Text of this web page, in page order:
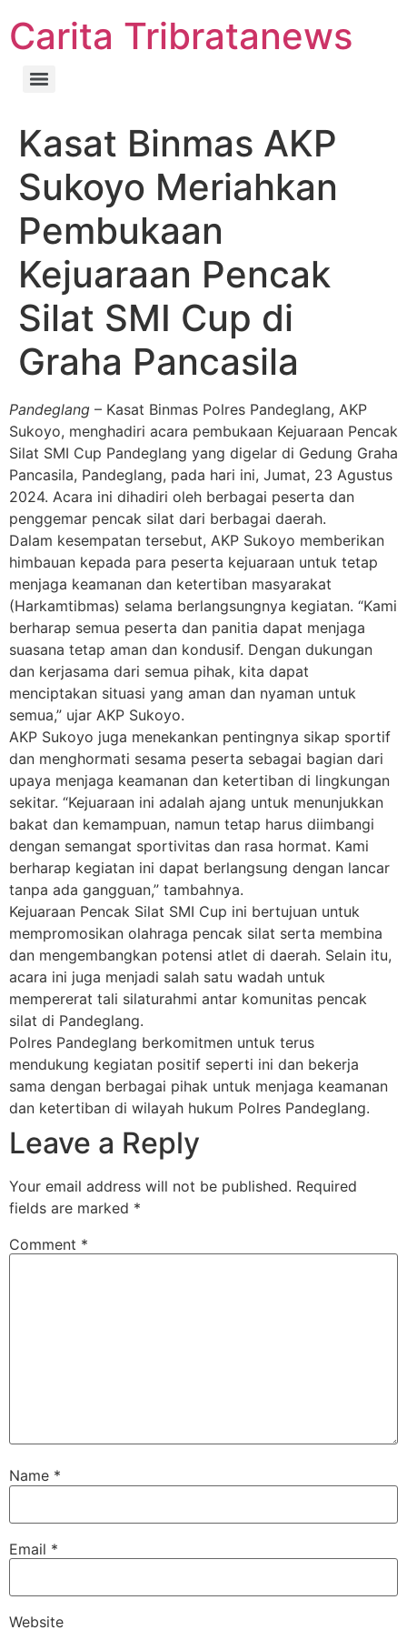
Carita Tribratanews
Kasat Binmas AKP
Sukoyo Meriahkan
Pembukaan
Kejuaraan Pencak
Silat SMI Cup di
Graha Pancasila
Pandeglang – Kasat Binmas Polres Pandeglang, AKP
Sukoyo, menghadiri acara pembukaan Kejuaraan Pencak
Silat SMI Cup Pandeglang yang digelar di Gedung Graha
Pancasila, Pandeglang, pada hari ini, Jumat, 23 Agustus
2024. Acara ini dihadiri oleh berbagai peserta dan
penggemar pencak silat dari berbagai daerah.
Dalam kesempatan tersebut, AKP Sukoyo memberikan
himbauan kepada para peserta kejuaraan untuk tetap
menjaga keamanan dan ketertiban masyarakat
(Harkamtibmas) selama berlangsungnya kegiatan. “Kami
berharap semua peserta dan panitia dapat menjaga
suasana tetap aman dan kondusif. Dengan dukungan
dan kerjasama dari semua pihak, kita dapat
menciptakan situasi yang aman dan nyaman untuk
semua,” ujar AKP Sukoyo.
AKP Sukoyo juga menekankan pentingnya sikap sportif
dan menghormati sesama peserta sebagai bagian dari
upaya menjaga keamanan dan ketertiban di lingkungan
sekitar. “Kejuaraan ini adalah ajang untuk menunjukkan
bakat dan kemampuan, namun tetap harus diimbangi
dengan semangat sportivitas dan rasa hormat. Kami
berharap kegiatan ini dapat berlangsung dengan lancar
tanpa ada gangguan,” tambahnya.
Kejuaraan Pencak Silat SMI Cup ini bertujuan untuk
mempromosikan olahraga pencak silat serta membina
dan mengembangkan potensi atlet di daerah. Selain itu,
acara ini juga menjadi salah satu wadah untuk
mempererat tali silaturahmi antar komunitas pencak
silat di Pandeglang.
Polres Pandeglang berkomitmen untuk terus
mendukung kegiatan positif seperti ini dan bekerja
sama dengan berbagai pihak untuk menjaga keamanan
dan ketertiban di wilayah hukum Polres Pandeglang.
Leave a Reply
Your email address will not be published. Required
fields are marked *
Comment *
Name *
Email *
Website